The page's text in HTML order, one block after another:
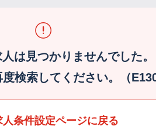
は見つかりませんでした。
検索してください。（
人条件設定ページに戻る